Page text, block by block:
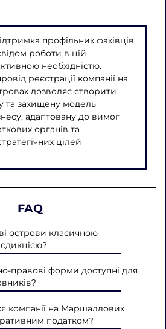
профільних фахівців
роботи в цій
необхідністю.
реєстрації компанії на
дозволяє створити
та захищену модель
адаптовану до вимог
органів та
цілей
FAQ
острови класичною
правові форми доступні для
компанії на Маршаллових
податком?